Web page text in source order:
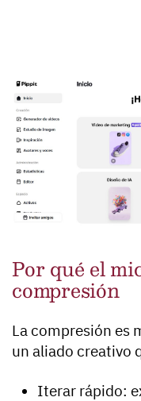
Por qué el
compresión
La compresión es
un aliado creativo
Iterar rápido: